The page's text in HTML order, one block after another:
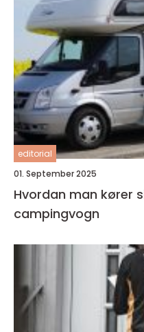
editorial
01. September 2025
Hvordan man kører
campingvogn